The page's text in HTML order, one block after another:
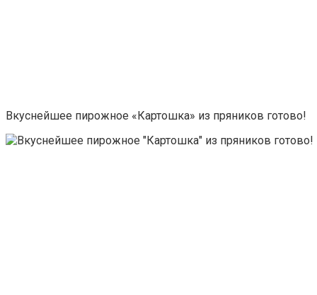
Вкуснейшее пирожное «Картошка» из пряников готово!